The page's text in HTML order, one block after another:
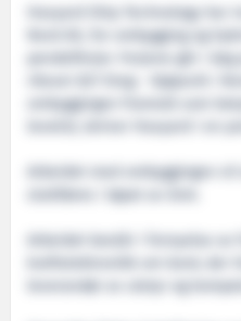
Havyard Ship Technology har
Nord AS, for ombygging og
pendelferjer. Ferjene går i
riksvei 827 Drag - Kjøpsvik i
ombyggingen framstå som
Arbeidet med ombyggingen
sluttføres i løpet av året.
Arbeidet består i fornyelse
kraftelektronikk om bord, der
leverandør av utstyr og